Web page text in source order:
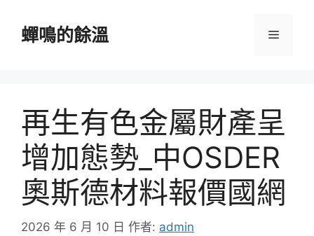
蟬鳴的餘溫 選
再生有色金屬財產呈
增加態勢_中OSDER
奧斯德材料報價國網
2026 年 6 月 10 日 作者: admin